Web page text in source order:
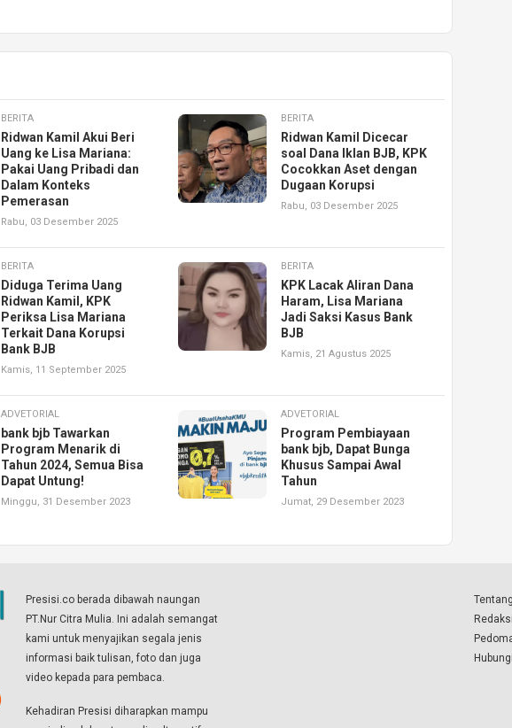
BERITA
Ridwan Kamil Akui Beri
Uang ke Lisa Mariana:
Pakai Uang Pribadi dan
Dalam Konteks
Pemerasan
Rabu, 03 Desember 2025
BERITA
Ridwan Kamil Dicecar
soal Dana Iklan BJB, KPK
Cocokkan Aset dengan
Dugaan Korupsi
Rabu, 03 Desember 2025
BERITA
Diduga Terima Uang
Ridwan Kamil, KPK
Periksa Lisa Mariana
Terkait Dana Korupsi
Bank BJB
Kamis, 11 September 2025
BERITA
KPK Lacak Aliran Dana
Haram, Lisa Mariana
Jadi Saksi Kasus Bank
BJB
Kamis, 21 Agustus 2025
ADVETORIAL
bank bjb Tawarkan
Program Menarik di
Tahun 2024, Semua Bisa
Dapat Untung!
Minggu, 31 Desember 2023
ADVETORIAL
Program Pembiayaan
bank bjb, Dapat Bunga
Khusus Sampai Awal
Tahun
Jumat, 29 Desember 2023
Presisi.co berada dibawah naungan
PT.Nur Citra Mulia. Ini adalah semangat
kami untuk menyajikan segala jenis
informasi baik tulisan, foto dan juga
video kepada para pembaca.
Kehadiran Presisi diharapkan mampu
Redaksi